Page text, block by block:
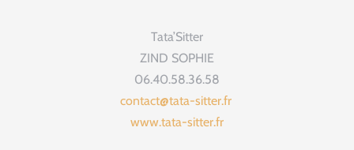
Tata’Sitter
ZIND SOPHIE
06.40.58.36.58
contact@tata-sitter.fr
www.tata-sitter.fr